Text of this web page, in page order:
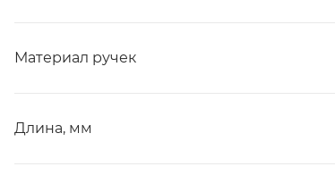
Материал ручек
Длина, мм